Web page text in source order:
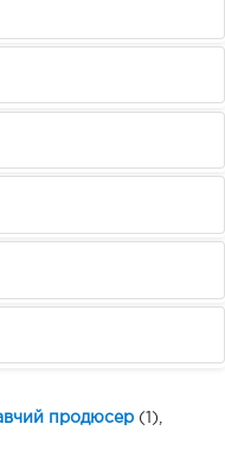
продюсер (1),